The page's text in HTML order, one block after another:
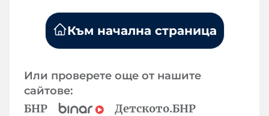
Към начална страница
Или проверете още от нашите
сайтове:
БНР
Детското.БНР